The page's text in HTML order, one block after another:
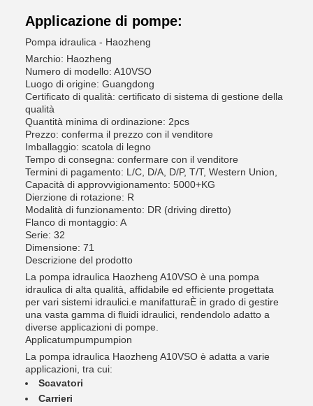
Applicazione di pompe:
Pompa idraulica - Haozheng
Marchio: Haozheng
Numero di modello: A10VSO
Luogo di origine: Guangdong
Certificato di qualità: certificato di sistema di gestione della
qualità
Quantità minima di ordinazione: 2pcs
Prezzo: conferma il prezzo con il venditore
Imballaggio: scatola di legno
Tempo di consegna: confermare con il venditore
Termini di pagamento: L/C, D/A, D/P, T/T, Western Union,
Capacità di approvvigionamento: 5000+KG
Dierzione di rotazione: R
Modalità di funzionamento: DR (driving diretto)
Flanco di montaggio: A
Serie: 32
Dimensione: 71
Descrizione del prodotto
La pompa idraulica Haozheng A10VSO è una pompa
idraulica di alta qualità, affidabile ed efficiente progettata
per vari sistemi idraulici.e manifatturaÈ in grado di gestire
una vasta gamma di fluidi idraulici, rendendolo adatto a
diverse applicazioni di pompe.
Applicatumpumpumpion
La pompa idraulica Haozheng A10VSO è adatta a varie
applicazioni, tra cui:
Scavatori
Carrieri